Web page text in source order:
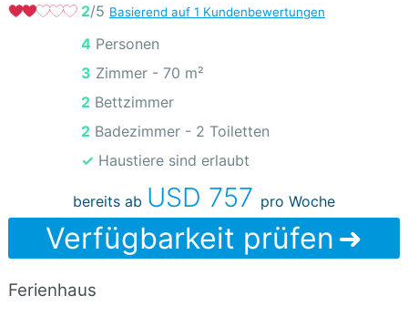
2/5 Basierend auf 1 Kundenbewertungen
4 Personen
3 Zimmer - 70 m²
2 Bettzimmer
2 Badezimmer - 2 Toiletten
✓ Haustiere sind erlaubt
bereits ab USD 757 pro Woche
Verfügbarkeit prüfen
Ferienhaus